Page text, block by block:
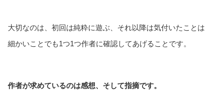
大切なのは、初回は純粋に遊ぶ、それ以降は気付いたことは
細かいことでも1つ1つ作者に確認してあげることです。
作者が求めているのは感想、そして指摘です。